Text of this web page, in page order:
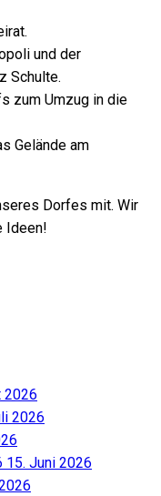
und der
Schulte.
zum Umzug in die
Gelände am
Dorfes mit. Wir
Ideen!
2026
2026
15. Juni 2026